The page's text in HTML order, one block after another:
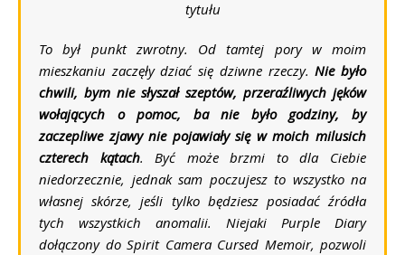
tytułu
To był punkt zwrotny. Od tamtej pory w moim
mieszkaniu zaczęły dziać się dziwne rzeczy.Nie było
chwili, bym nie słyszał szeptów, przeraźliwych jęków
wołających o pomoc, ba nie było godziny, by
zaczepliwe zjawy nie pojawiały się w moich milusich
czterech kątach. Być może brzmi to dla Ciebie
niedorzecznie, jednak sam poczujesz to wszystko na
własnej skórze, jeśli tylko będziesz posiadać źródła
tych wszystkich anomalii. Niejaki Purple Diary
dołączony do Spirit Camera Cursed Memoir, pozwoli